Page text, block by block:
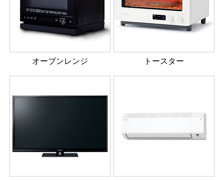
オーブンレンジ トースター